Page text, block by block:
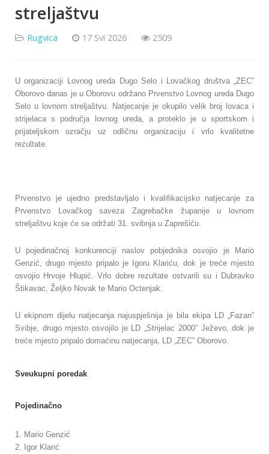
streljaštvu
Rugvica 17 Svi 2026 2509
U organizaciji Lovnog ureda Dugo Selo i Lovačkog društva „ZEC”
Oborovo danas je u Oborovu održano Prvenstvo Lovnog ureda Dugo
Selo u lovnom streljaštvu. Natjecanje je okupilo velik broj lovaca i
strijelaca s područja lovnog ureda, a proteklo je u sportskom i
prijateljskom ozračju uz odličnu organizaciju i vrlo kvalitetne
rezultate.
Prvenstvo je ujedno predstavljalo i kvalifikacijsko natjecanje za
Prvenstvo Lovačkog saveza Zagrebačke županije u lovnom
streljaštvu koje će se održati 31. svibnja u Zaprešiću.
U pojedinačnoj konkurenciji naslov pobjednika osvojio je Mario
Genzić, drugo mjesto pripalo je Igoru Klariću, dok je treće mjesto
osvojio Hrvoje Hlupić. Vrlo dobre rezultate ostvarili su i Dubravko
Štikavac, Željko Novak te Mario Octenjak.
U ekipnom dijelu natjecanja najuspješnija je bila ekipa LD „Fazan”
Svibje, drugo mjesto osvojilo je LD „Strijelac 2000” Ježevo, dok je
treće mjesto pripalo domaćinu natjecanja, LD „ZEC” Oborovo.
Sveukupni poredak
Pojedinačno
1. Mario Genzić
2. Igor Klarić